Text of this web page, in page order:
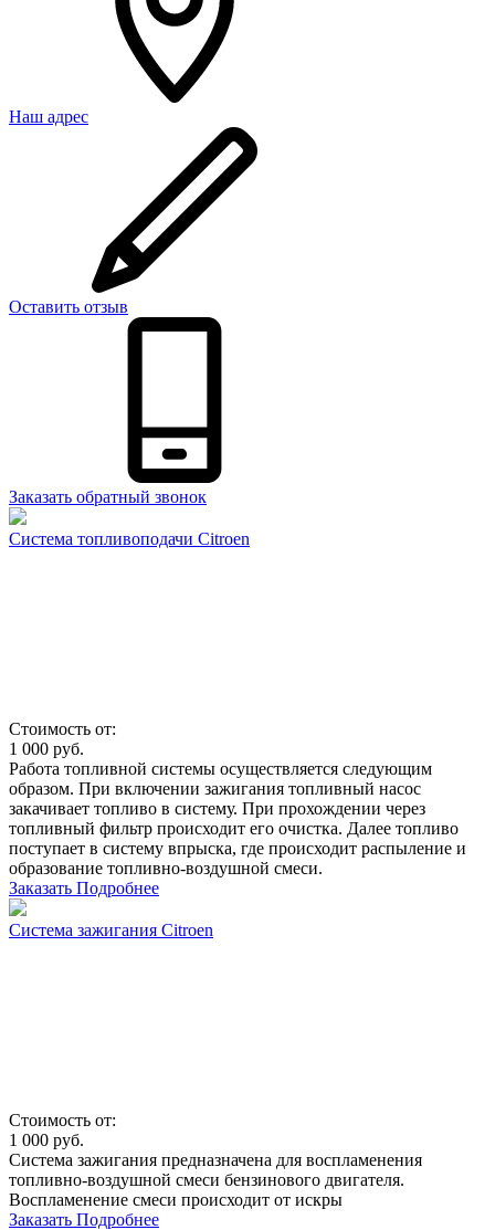
Наш адрес
Оставить отзыв
Заказать обратный звонок
Система топливоподачи Citroen
Стоимость от:
1 000 руб.
Работа топливной системы осуществляется следующим
образом. При включении зажигания топливный насос
закачивает топливо в систему. При прохождении через
топливный фильтр происходит его очистка. Далее топливо
поступает в систему впрыска, где происходит распыление и
образование топливно-воздушной смеси.
Заказать Подробнее
Система зажигания Citroen
Стоимость от:
1 000 руб.
Система зажигания предназначена для воспламенения
топливно-воздушной смеси бензинового двигателя.
Воспламенение смеси происходит от искры
Заказать Подробнее